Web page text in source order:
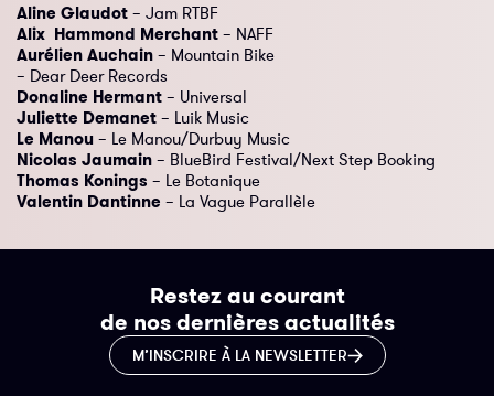
Aline Glaudot – Jam RTBF
Alix Hammond Merchant – NAFF
Aurélien Auchain – Mountain Bike
– Dear Deer Records
Donaline Hermant – Universal
Juliette Demanet – Luik Music
Le Manou – Le Manou/Durbuy Music
Nicolas Jaumain – BlueBird Festival/Next Step Booking
Thomas Konings – Le Botanique
Valentin Dantinne – La Vague Parallèle
Restez au courant
de nos dernières actualités
M’INSCRIRE À LA NEWSLETTER